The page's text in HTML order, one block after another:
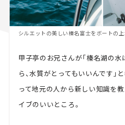
シルエットの美しい榛名富士をボートの上
甲子亭のお兄さんが「榛名湖の
ら、水質がとってもいいんです」
って地元の人から新しい知識を
イブのいいところ。